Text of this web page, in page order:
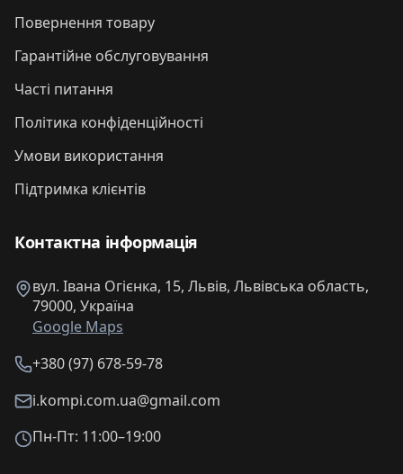
Повернення товару
Гарантійне обслуговування
Часті питання
Політика конфіденційності
Умови використання
Підтримка клієнтів
Контактна інформація
вул. Івана Огієнка, 15, Львів, Львівська область,
79000, Україна
Google Maps
+380 (97) 678-59-78
i.kompi.com.ua@gmail.com
Пн-Пт: 11:00–19:00